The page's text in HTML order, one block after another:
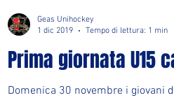
Prima giornata U15
Domenica 30 novembre i giovani
Geas Unihockey
1 dic 2019
Tempo di lettura: 1 min